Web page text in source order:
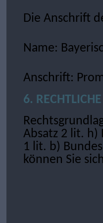
Die Anschrift
Name:
Anschrift:
6.
Absatz 2 lit. h)
1 lit. b)
können Sie